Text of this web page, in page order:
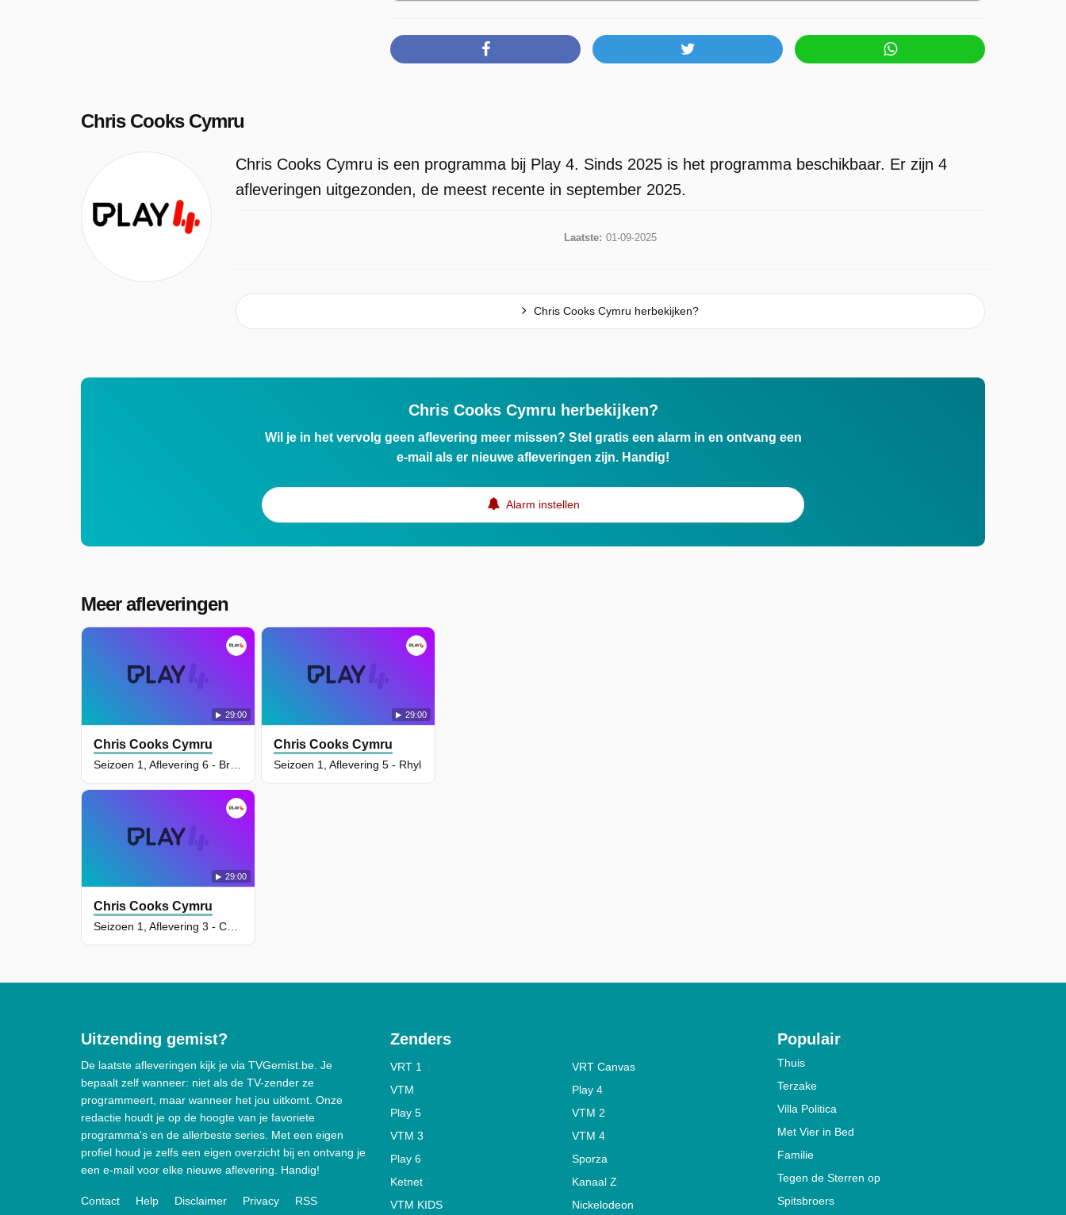
Chris Cooks Cymru
Chris Cooks Cymru is een programma bij Play 4. Sinds 2025 is het programma beschikbaar. Er zijn 4
afleveringen uitgezonden, de meest recente in september 2025.
Laatste: 01-09-2025
Chris Cooks Cymru herbekijken?
Chris Cooks Cymru herbekijken?
Wil je in het vervolg geen aflevering meer missen? Stel gratis een alarm in en ontvang een
e-mail als er nieuwe afleveringen zijn. Handig!
Alarm instellen
Meer afleveringen
29:00
Chris Cooks Cymru
29:00
Chris Cooks Cymru
Seizoen 1, Aflevering 5 - Rhyl
29:00
Chris Cooks Cymru
Uitzending gemist?
De laatste afleveringen kijk je via TVGemist.be. Je
bepaalt zelf wanneer: niet als de TV-zender ze
programmeert, maar wanneer het jou uitkomt. Onze
redactie houdt je op de hoogte van je favoriete
programma's en de allerbeste series. Met een eigen
profiel houd je zelfs een eigen overzicht bij en ontvang je
een e-mail voor elke nieuwe aflevering. Handig!
Contact Help Disclaimer Privacy RSS
Zenders
VRT 1
VRT Canvas
VTM
Play 4
Play 5
VTM 2
VTM 3
VTM 4
Play 6
Sporza
Ketnet
Kanaal Z
VTM KIDS
Nickelodeon
Populair
Thuis
Terzake
Villa Politica
Met Vier in Bed
Familie
Tegen de Sterren op
Spitsbroers